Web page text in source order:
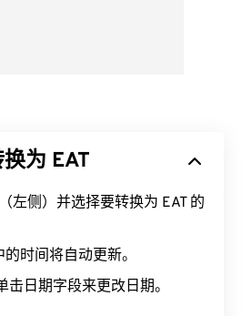
为 EAT
左侧）并选择要转换为 EAT 的
时间将自动更新。
击日期字段来更改日期。